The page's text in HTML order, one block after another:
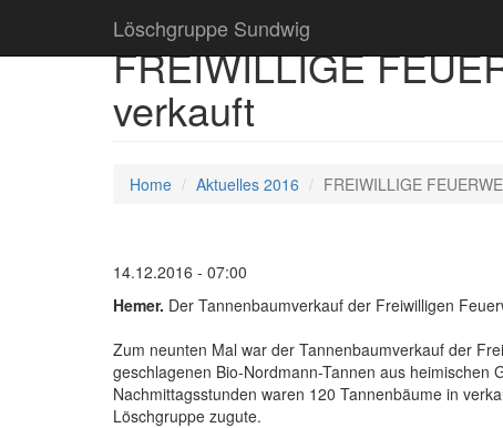
Löschgruppe Sundwig
FREIWILLIGE
verkauft
Home Aktuelles 2016 FREIWILLIGE
14.12.2016 - 07:00
Hemer. Der Tannenbaumverkauf der Freiwilligen
Zum neunten Mal war der Tannenbaumverkauf der
geschlagenen Bio-Nordmann-Tannen aus heimischen
Nachmittagsstunden waren 120 Tannenbäume in
Löschgruppe zugute.